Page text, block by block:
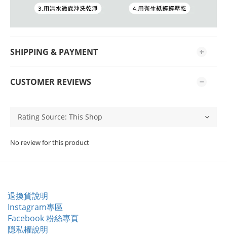
SHIPPING & PAYMENT
CUSTOMER REVIEWS
No review for this product
退換貨說明
Instagram專區
Facebook 粉絲專頁
隱私權說明